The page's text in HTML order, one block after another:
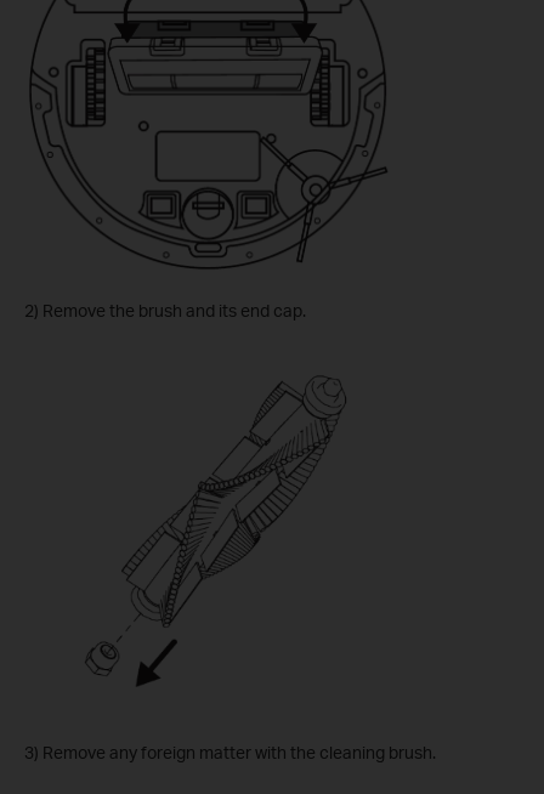
2) Remove the brush and its end cap.
3) Remove any foreign matter with the cleaning brush.